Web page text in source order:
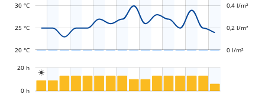
20 °C
25 °C
30 °C
0 l/m²
0,2 l/m²
0,4 l/m²

0 h
20 h